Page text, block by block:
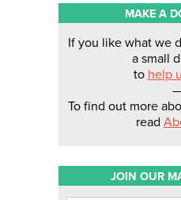
MAKE A
If you like what we
a small
to help
To find out more
read
JOIN OUR